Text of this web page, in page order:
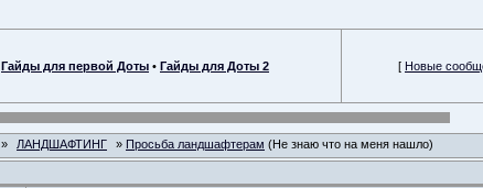
Гайды для первой Доты • Гайды для Доты 2 [ Новые
» ЛАНДШАФТИНГ » Просьба ландшафтерам (Не знаю что на меня нашло)